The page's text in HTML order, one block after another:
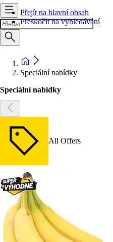
Přejít na hlavní obsah
Přeskočit na vyhledávání
Speciální nabídky
Speciální nabídky
All Offers